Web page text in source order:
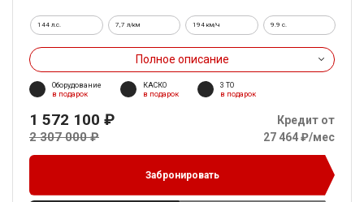
144 л.с. 7,7 л/км 194 км/ч 9.9 c.
Полное описание
Оборудование
в подарок
КАСКО
в подарок
3 ТО
в подарок
1 572 100 ₽
2 307 000 ₽
Кредит от
27 464 ₽/мес
Забронировать